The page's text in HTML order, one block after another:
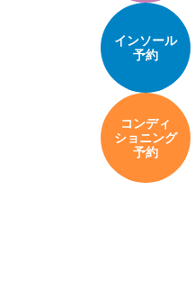
インソール
予約
コンディ
ショニング
予約